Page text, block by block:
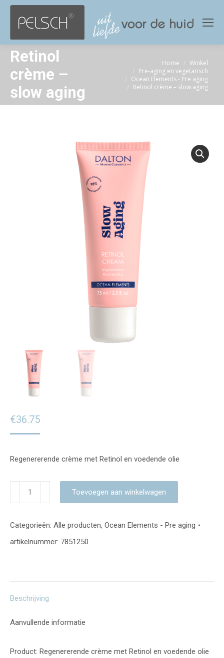
Retinol
crème –
slow aging
Home
Winkel
Pre-aging en vegetarisch
Ocean Elements - Pre aging
Retinol crème – slow aging
€36.75
Regenererende crème met Retinol en voedende olie
Retinol
crème
slow
aging
Toevoegen aan winkelwagen
Categorieën: Alle producten, Ocean Elements - Pre aging
artikelnummer: 7851250
Beschrijving
Aanvullende informatie
Product: Regenererende crème met Retinol en voedende olie